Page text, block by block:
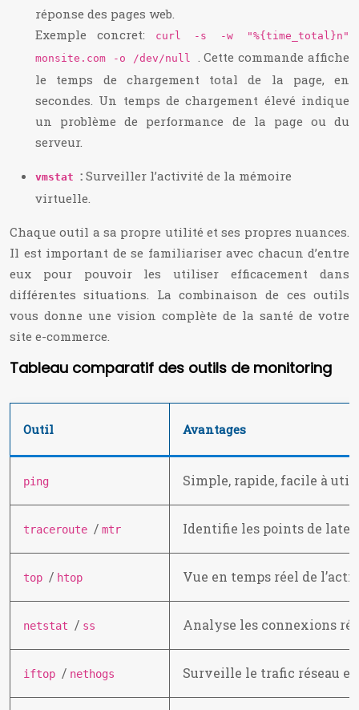
réponse des pages web.
Exemple concret:
curl -s -w "%{time_total}n"
monsite.com -o /dev/null . Cette commande affiche
le temps de chargement total de la page, en
secondes. Un temps de chargement élevé indique
un problème de performance de la page ou du
serveur.
vmstat : Surveiller l’activité de la mémoire
virtuelle.
Chaque outil a sa propre utilité et ses propres nuances.
Il est important de se familiariser avec chacun d’entre
eux pour pouvoir les utiliser efficacement dans
différentes situations. La combinaison de ces outils
vous donne une vision complète de la santé de votre
site e-commerce.
Tableau comparatif des outils de monitoring
Outil Avantages
ping Simple, rapide, facile à
traceroute / mtr Identifie les points de
top / htop Vue en temps réel de
netstat / ss Analyse les connexions
iftop / nethogs Surveille le trafic réseau